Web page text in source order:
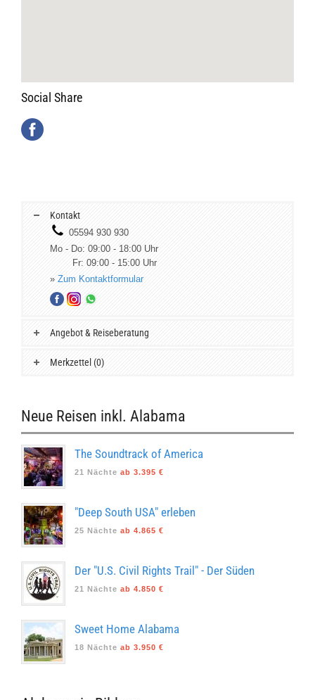
Social Share
Kontakt
05594 930 930
Mo - Do: 09:00 - 18:00 Uhr
Fr: 09:00 - 15:00 Uhr
» Zum Kontaktformular
Angebot & Reiseberatung
Merkzettel (0)
Neue Reisen inkl. Alabama
The Soundtrack of America
21 Nächte ab 3.395 €
"Deep South USA" erleben
25 Nächte ab 4.865 €
Der "U.S. Civil Rights Trail" - Der Süden
21 Nächte ab 4.850 €
Sweet Home Alabama
18 Nächte ab 3.950 €